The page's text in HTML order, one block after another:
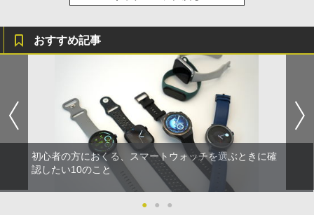
おすすめ記事
初心者の方におくる、スマートウォッチを選ぶときに確
認したい10のこと
● ● ●